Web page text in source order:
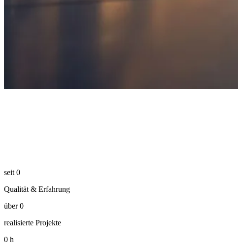
seit 0
Qualität & Erfahrung
über 0
realisierte Projekte
0 h